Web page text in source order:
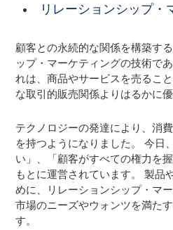
リレーションシップ・
顧客との永続的な関係を構築す
ップ・マーケティングの技術で
れは、商品やサービスを売るこ
な取引的販売関係よりはるかに優
テクノロジーの発達により、消
を持つようになりました。 今日
い」、「顧客がすべての権力を
もとに運営されています。 製品
めに、リレーションシップ・マ
市場のニーズやウォンツを満た
す。